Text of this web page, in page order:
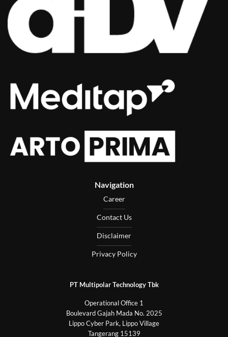
Navigation
Career
Contact Us
Disclaimer
Privacy Policy
PT Multipolar Technology Tbk
Operational Office 1
Boulevard Gajah Mada No. 2025
Lippo Cyber Park, Lippo Village
Tangerang 15139